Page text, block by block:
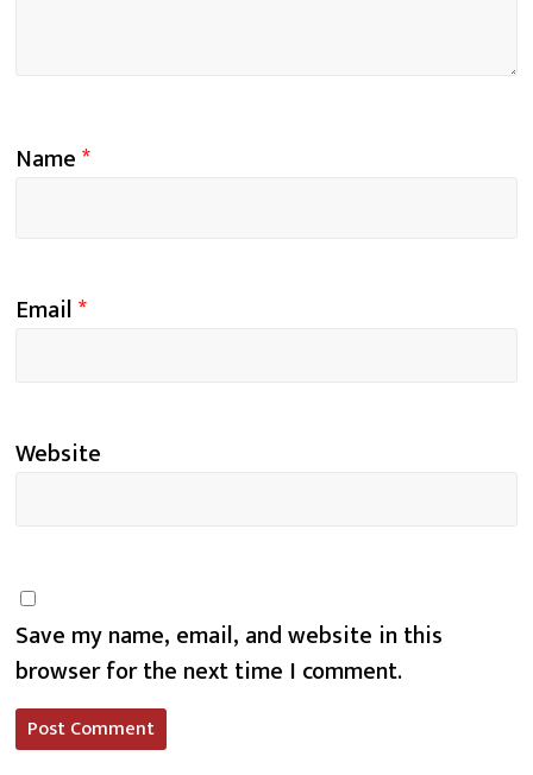
Name*
Email*
Website
Save my name, email, and website in this
browser for the next time I comment.